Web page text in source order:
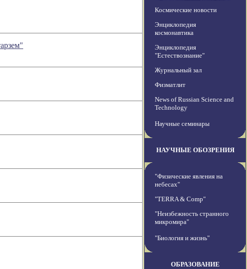
Космические новости
Энциклопедия
космонавтика
Энциклопедия
"Естествознание"
Журнальный зал
Физматлит
News of Russian Science and
Technology
Научные семинары
НАУЧНЫЕ ОБОЗРЕНИЯ
"Физические явления на
небесах"
"TERRA & Comp"
"Неизбежность странного
микромира"
"Биология и жизнь"
ОБРАЗОВАНИЕ